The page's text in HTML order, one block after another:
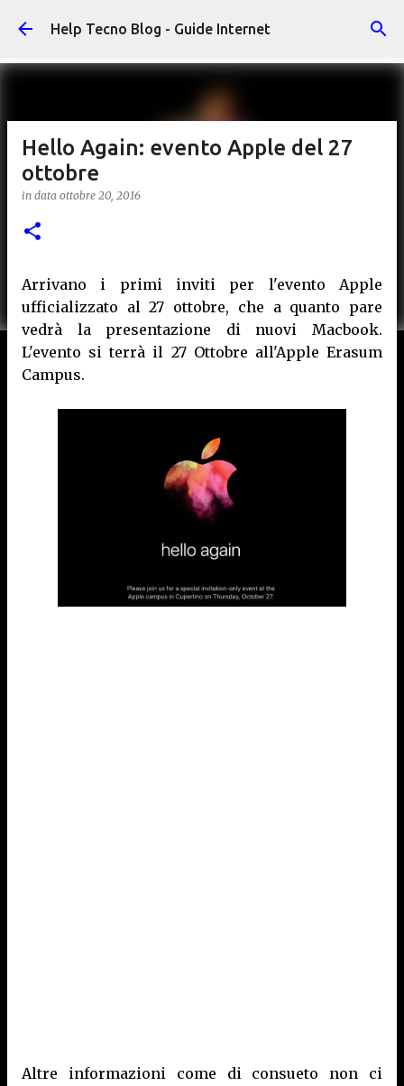
Passa ai contenuti principali
Help Tecno Blog - Guide Internet
Hello Again: evento Apple del 27
ottobre
in data ottobre 20, 2016
Arrivano i primi inviti per l'evento Apple
ufficializzato al 27 ottobre, che a quanto pare
vedrà la presentazione di nuovi Macbook.
L'evento si terrà il 27 Ottobre all'Apple Erasum
Campus.
Altre informazioni come di consueto non ci